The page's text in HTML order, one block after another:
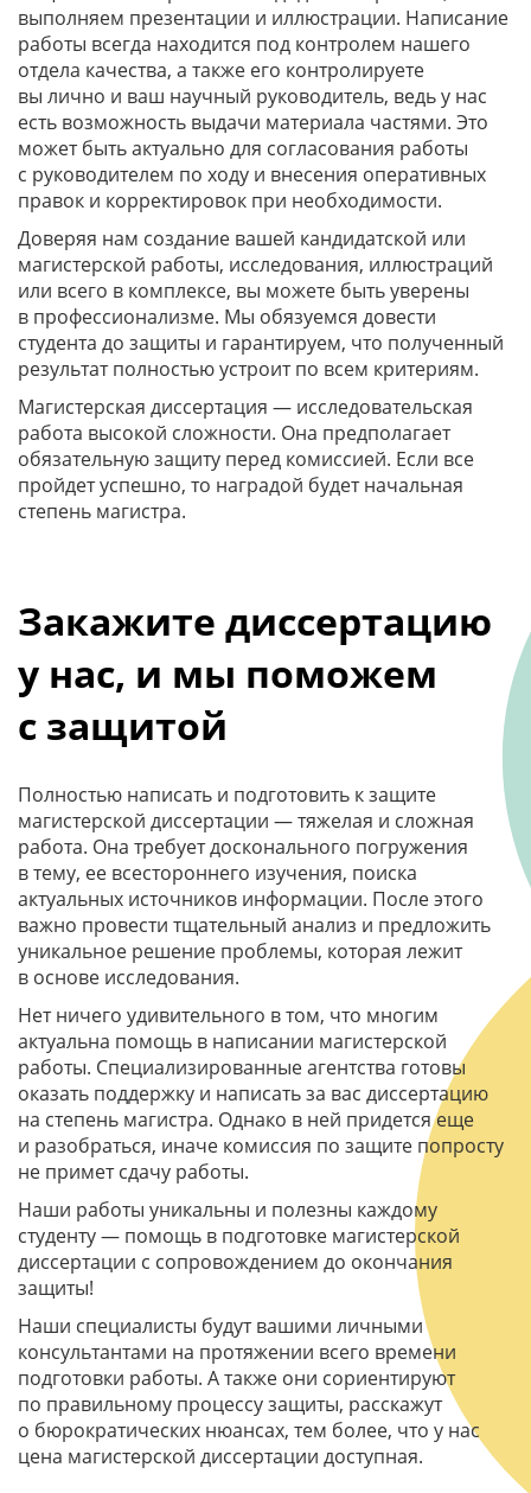
выполняем презентации и иллюстрации. Написание
работы всегда находится под контролем нашего
отдела качества, а также его контролируете
вы лично и ваш научный руководитель, ведь у нас
есть возможность выдачи материала частями. Это
может быть актуально для согласования работы
с руководителем по ходу и внесения оперативных
правок и корректировок при необходимости.
Доверяя нам создание вашей кандидатской или
магистерской работы, исследования, иллюстраций
или всего в комплексе, вы можете быть уверены
в профессионализме. Мы обязуемся довести
студента до защиты и гарантируем, что полученный
результат полностью устроит по всем критериям.
Магистерская диссертация — исследовательская
работа высокой сложности. Она предполагает
обязательную защиту перед комиссией. Если все
пройдет успешно, то наградой будет начальная
степень магистра.
Закажите диссертацию
у нас, и мы поможем
с защитой
Полностью написать и подготовить к защите
магистерской диссертации — тяжелая и сложная
работа. Она требует досконального погружения
в тему, ее всестороннего изучения, поиска
актуальных источников информации. После этого
важно провести тщательный анализ и предложить
уникальное решение проблемы, которая лежит
в основе исследования.
Нет ничего удивительного в том, что многим
актуальна помощь в написании магистерской
работы. Специализированные агентства готовы
оказать поддержку и написать за вас диссертацию
на степень магистра. Однако в ней придется еще
и разобраться, иначе комиссия по защите попросту
не примет сдачу работы.
Наши работы уникальны и полезны каждому
студенту — помощь в подготовке магистерской
диссертации с сопровождением до окончания
защиты!
Наши специалисты будут вашими личными
консультантами на протяжении всего времени
подготовки работы. А также они сориентируют
по правильному процессу защиты, расскажут
о бюрократических нюансах, тем более, что у нас
цена магистерской диссертации доступная.